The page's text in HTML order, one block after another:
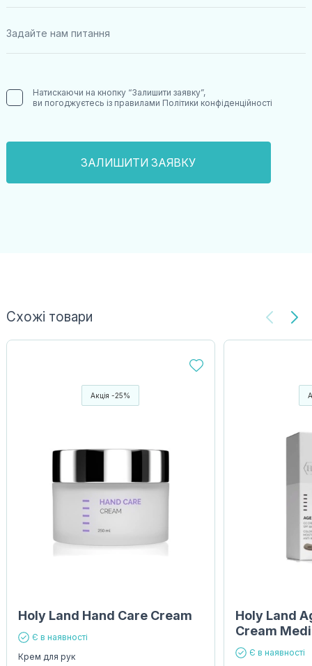
Натискаючи на кнопку “Залишити заявку”,
ви погоджуєтесь із правилами Політики конфіденційності
Схожі товари
Акція -25%
Holy Land Hand Care Cream
Є в наявності
Крем для рук
Holy Land
Cream
Є в наявності